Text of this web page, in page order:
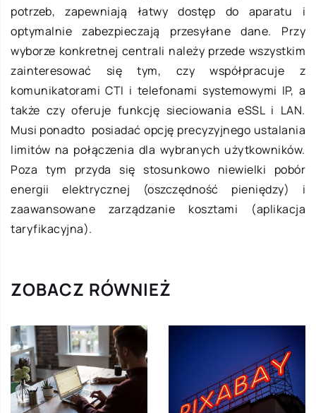
potrzeb, zapewniają łatwy dostęp do aparatu i
optymalnie zabezpieczają przesyłane dane. Przy
wyborze konkretnej centrali należy przede wszystkim
zainteresować się tym, czy współpracuje z
komunikatorami CTI i telefonami systemowymi IP, a
także czy oferuje funkcję sieciowania eSSL i LAN.
Musi ponadto posiadać opcję precyzyjnego ustalania
limitów na połączenia dla wybranych użytkowników.
Poza tym przyda się stosunkowo niewielki pobór
energii elektrycznej (oszczędność pieniędzy) i
zaawansowane zarządzanie kosztami (aplikacja
taryfikacyjna).
ZOBACZ RÓWNIEŻ